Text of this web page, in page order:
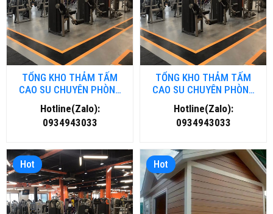
TỔNG KHO THẢM TẤM
CAO SU CHUYÊN PHÒNG
GYM- FITNESS TẠI ĐÀ
NẴNG
Hotline(Zalo):
0934943033
TỔNG KHO THẢM TẤM
CAO SU CHUYÊN PHÒNG
GYM- FITNESS TẠI HÀ NỘI
Hotline(Zalo):
0934943033
Hot Hot